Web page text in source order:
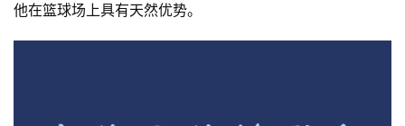
他在篮球场上具有天然优势。